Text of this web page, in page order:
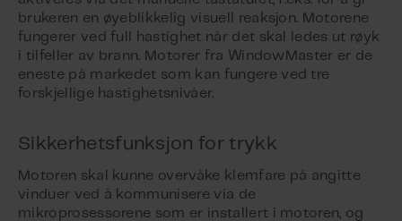
brukeren en øyeblikkelig visuell reaksjon. Motorene
fungerer ved full hastighet når det skal ledes ut røyk
i tilfeller av brann. Motorer fra WindowMaster er de
eneste på markedet som kan fungere ved tre
forskjellige hastighetsnivåer.
Sikkerhetsfunksjon for trykk
Motoren skal kunne overvåke klemfare på angitte
vinduer ved å kommunisere via de
mikroprosessorene som er installert i motoren, og